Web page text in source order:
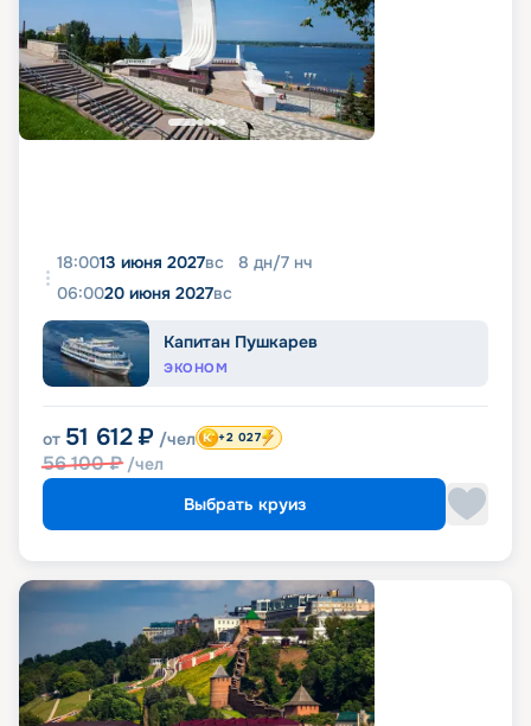
18:0013 июня 2027вс 8 дн/7 нч
06:0020 июня 2027вс
Капитан Пушкарев
ЭКОНОМ
от 51 612 ₽ /чел
56 100₽ /чел
+2 027
Выбрать круиз